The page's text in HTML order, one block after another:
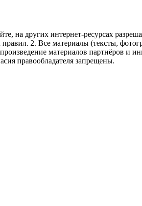
на других интернет-ресурсах
правил. 2. Все материалы (тексты,
материалов партнёров и
правообладателя запрещены.